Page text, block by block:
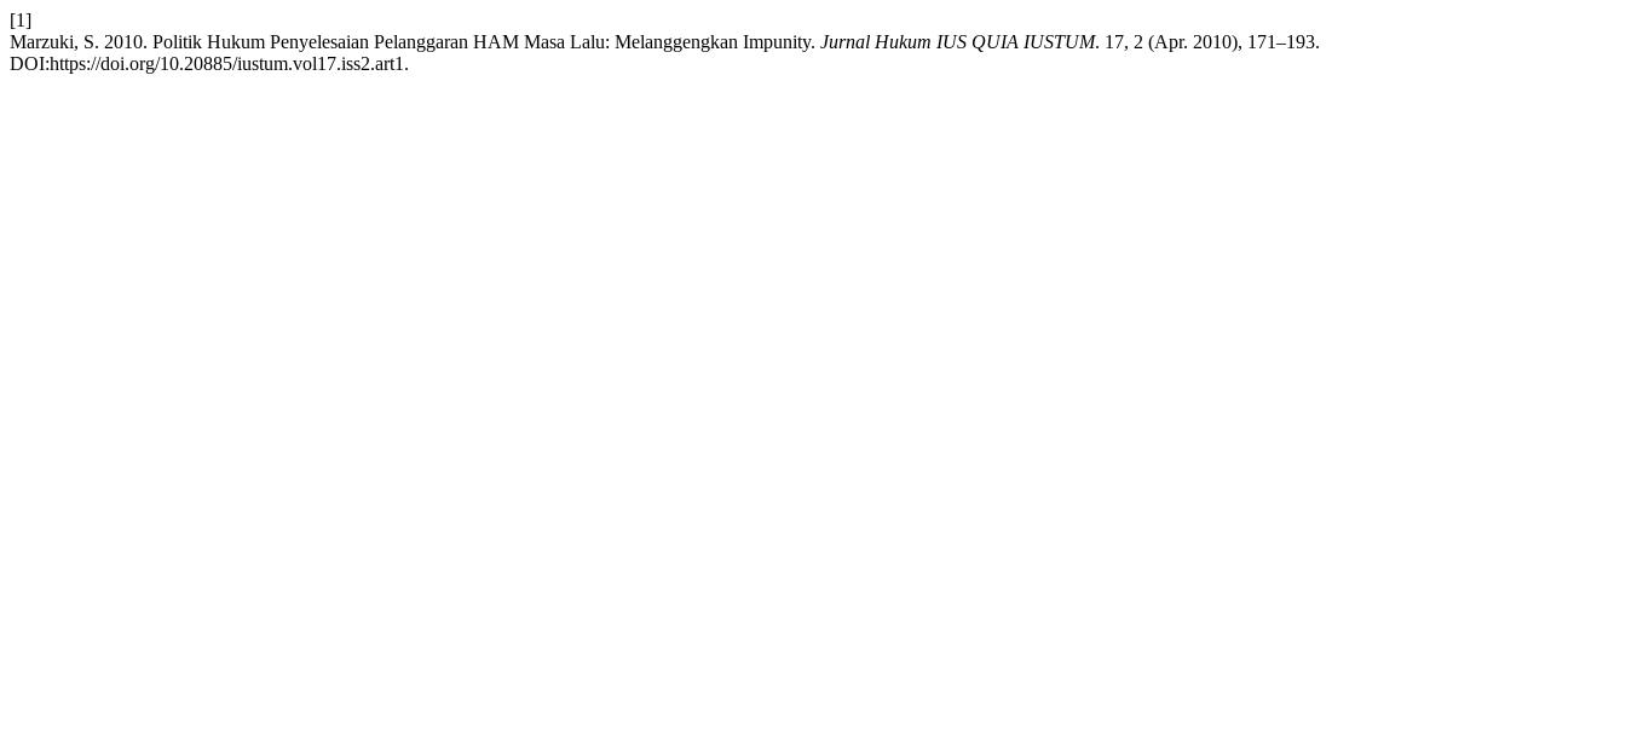
[1]
Marzuki, S. 2010. Politik Hukum Penyelesaian Pelanggaran HAM Masa Lalu: Melanggengkan Impunity. Jurnal Hukum IUS QUIA IUSTUM. 17, 2 (Apr. 2010), 171–193.
DOI:https://doi.org/10.20885/iustum.vol17.iss2.art1.